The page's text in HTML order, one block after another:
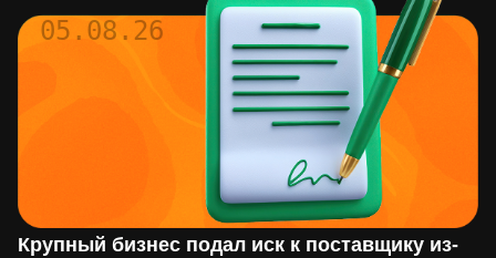
05.08.26
Крупный бизнес подал иск к поставщику из-